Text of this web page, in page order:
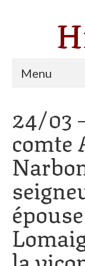
Menu
Thèmes
Dates
24/03
comte